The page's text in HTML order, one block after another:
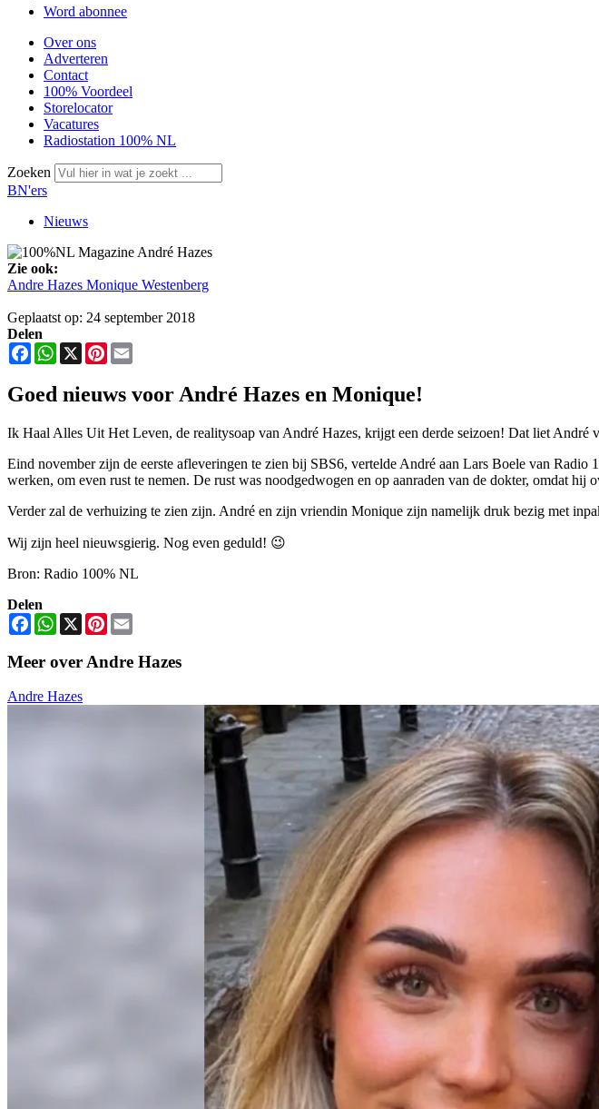
Word abonnee
Over ons
Adverteren
Contact
100% Voordeel
Storelocator
Vacatures
Radiostation 100% NL
Zoeken
BN'ers
Nieuws
Zie ook:
Andre Hazes Monique Westenberg
Geplaatst op: 24 september 2018
Delen
FacebookWhatsApp
X Pinterest
Goed nieuws voor André Hazes en Monique!
Ik Haal Alles Uit Het Leven, de realitysoap van André Hazes, krijgt een derde seizoen! Dat liet André
Eind november zijn de eerste afleveringen te zien bij SBS6, vertelde André aan Lars Boele van
werken, om even rust te nemen. De rust was noodgedwogen en op aanraden van de dokter, omdat hij
Verder zal de verhuizing te zien zijn. André en zijn vriendin Monique zijn namelijk druk bezig met
Wij zijn heel nieuwsgierig. Nog even geduld! 😉
Bron: Radio 100% NL
Delen
FacebookWhatsApp
X Pinterest
Meer over Andre Hazes
Andre Hazes